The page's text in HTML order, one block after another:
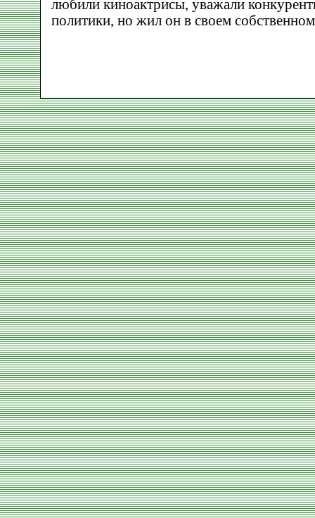
любили киноактрисы, уважали
политики, но жил он в своем